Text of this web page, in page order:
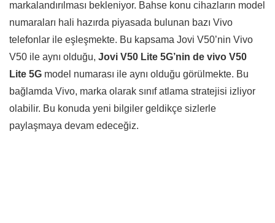
markalandırılması bekleniyor. Bahse konu cihazların model
numaraları hali hazırda piyasada bulunan bazı Vivo
telefonlar ile eşleşmekte. Bu kapsama Jovi V50’nin Vivo
V50 ile aynı olduğu, Jovi V50 Lite 5G’nin de vivo V50
Lite 5G model numarası ile aynı olduğu görülmekte. Bu
bağlamda Vivo, marka olarak sınıf atlama stratejisi izliyor
olabilir. Bu konuda yeni bilgiler geldikçe sizlerle
paylaşmaya devam edeceğiz.